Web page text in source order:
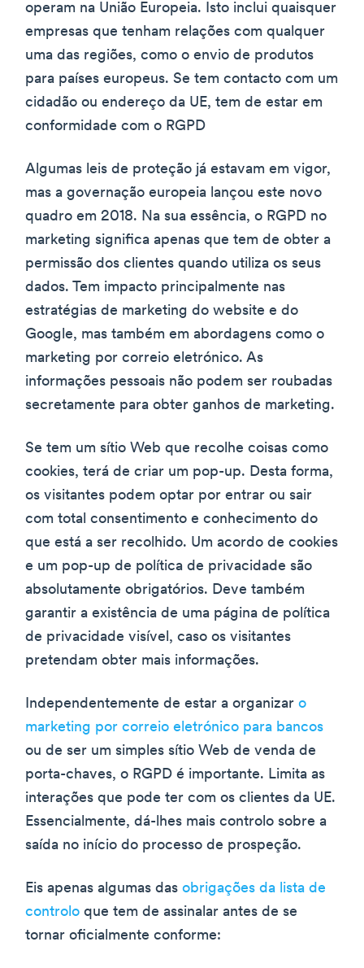
operam na União Europeia. Isto inclui quaisquer
empresas que tenham relações com qualquer
uma das regiões, como o envio de produtos
para países europeus. Se tem contacto com um
cidadão ou endereço da UE, tem de estar em
conformidade com o RGPD
Algumas leis de proteção já estavam em vigor,
mas a governação europeia lançou este novo
quadro em 2018. Na sua essência, o RGPD no
marketing significa apenas que tem de obter a
permissão dos clientes quando utiliza os seus
dados. Tem impacto principalmente nas
estratégias de marketing do website e do
Google, mas também em abordagens como o
marketing por correio eletrónico. As
informações pessoais não podem ser roubadas
secretamente para obter ganhos de marketing.
Se tem um sítio Web que recolhe coisas como
cookies, terá de criar um pop-up. Desta forma,
os visitantes podem optar por entrar ou sair
com total consentimento e conhecimento do
que está a ser recolhido. Um acordo de cookies
e um pop-up de política de privacidade são
absolutamente obrigatórios. Deve também
garantir a existência de uma página de política
de privacidade visível, caso os visitantes
pretendam obter mais informações.
Independentemente de estar a organizar o
marketing por correio eletrónico para bancos
ou de ser um simples sítio Web de venda de
porta-chaves, o RGPD é importante. Limita as
interações que pode ter com os clientes da UE.
Essencialmente, dá-lhes mais controlo sobre a
saída no início do processo de prospeção.
Eis apenas algumas das obrigações da lista de
controlo que tem de assinalar antes de se
tornar oficialmente conforme: